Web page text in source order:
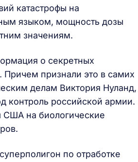
катастрофы на
языком, мощность дозы
значениям.
о секретных
Причем признали это в самих
делам Виктория Нуланд,
контроль российской армии.
на биологические
по отработке